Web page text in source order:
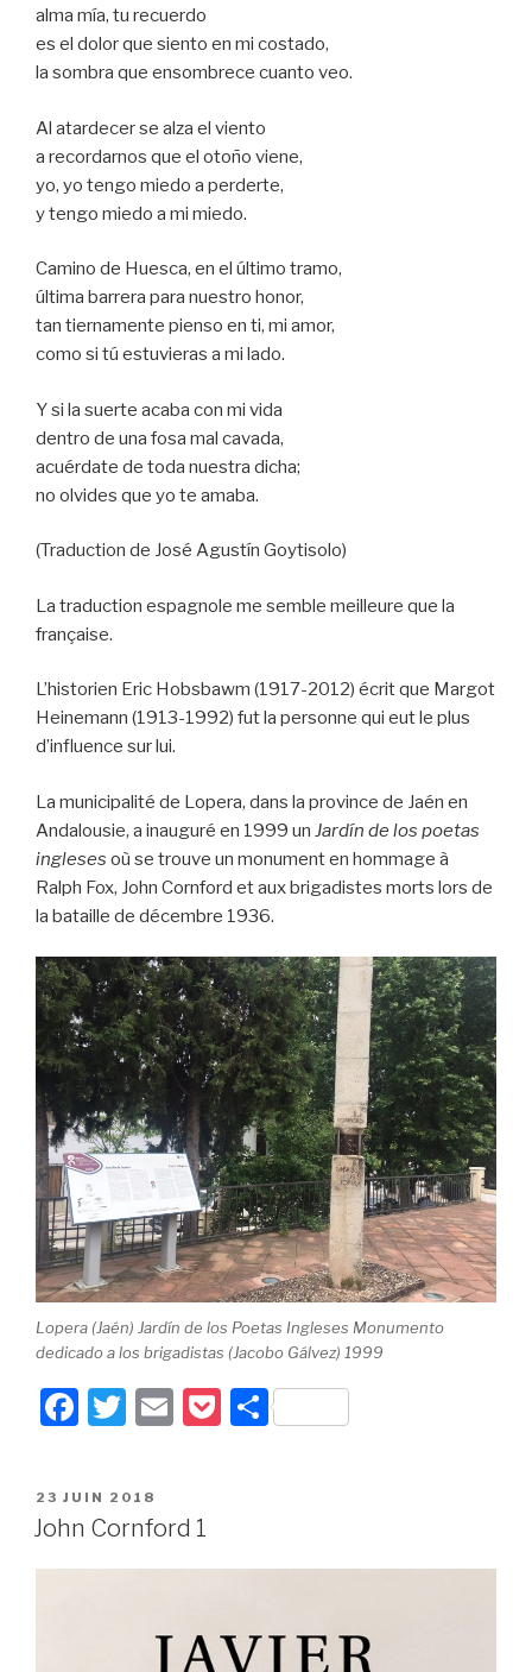
alma mía, tu recuerdo
es el dolor que siento en mi costado,
la sombra que ensombrece cuanto veo.
Al atardecer se alza el viento
a recordarnos que el otoño viene,
yo, yo tengo miedo a perderte,
y tengo miedo a mi miedo.
Camino de Huesca, en el último tramo,
última barrera para nuestro honor,
tan tiernamente pienso en ti, mi amor,
como si tú estuvieras a mi lado.
Y si la suerte acaba con mi vida
dentro de una fosa mal cavada,
acuérdate de toda nuestra dicha;
no olvides que yo te amaba.
(Traduction de José Agustín Goytisolo)
La traduction espagnole me semble meilleure que la
française.
L’historien Eric Hobsbawm (1917-2012) écrit que Margot
Heinemann (1913-1992) fut la personne qui eut le plus
d’influence sur lui.
La municipalité de Lopera, dans la province de Jaén en
Andalousie, a inauguré en 1999 un Jardín de los poetas
ingleses où se trouve un monument en hommage à
Ralph Fox, John Cornford et aux brigadistes morts lors de
la bataille de décembre 1936.
Lopera (Jaén) Jardín de los Poetas Ingleses Monumento
dedicado a los brigadistas (Jacobo Gálvez) 1999
F
c
e
b
T
tt
er
E
P
et
P
er
PUBLIÉ
LE
23 JUIN 2018
John Cornford 1